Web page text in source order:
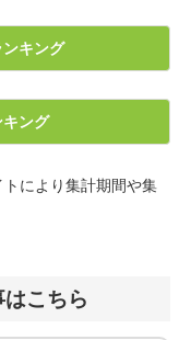
キング
ング
により集計期間や集
こちら